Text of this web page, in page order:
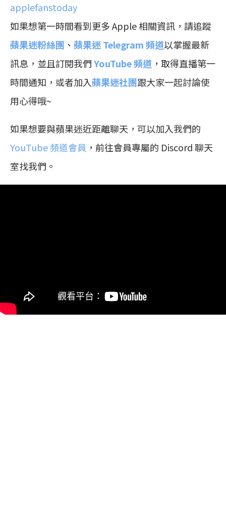
applefanstoday
如果想第一時間看到更多 Apple 相關資訊，請追蹤
蘋果迷粉絲團 、 蘋果迷 Telegram 頻道以掌握最新
訊息，並且訂閱我們YouTube 頻道 ，取得直播第一
時間通知，或者加入蘋果迷社團跟大家一起討論使
用心得哦~
如果想要與蘋果迷近距離聊天，可以加入我們的
YouTube 頻道會員 ，前往會員專屬的 Discord 聊天
室找我們。